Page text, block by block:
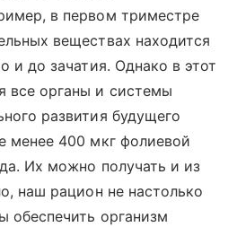
в первом триместре
веществах находится
и до зачатия. Однако в этот
все органы и системы
развития будущего
менее 400 мкг фолиевой
Их можно получать и из
наш рацион не настолько
обеспечить организм